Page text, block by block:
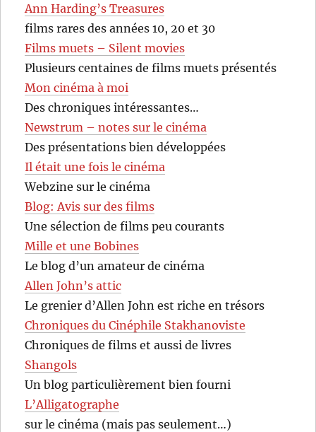
Ann Harding’s Treasures
films rares des années 10, 20 et 30
Films muets – Silent movies
Plusieurs centaines de films muets présentés
Mon cinéma à moi
Des chroniques intéressantes…
Newstrum – notes sur le cinéma
Des présentations bien développées
Il était une fois le cinéma
Webzine sur le cinéma
Blog: Avis sur des films
Une sélection de films peu courants
Mille et une Bobines
Le blog d’un amateur de cinéma
Allen John’s attic
Le grenier d’Allen John est riche en trésors
Chroniques du Cinéphile Stakhanoviste
Chroniques de films et aussi de livres
Shangols
Un blog particulièrement bien fourni
L’Alligatographe
sur le cinéma (mais pas seulement…)